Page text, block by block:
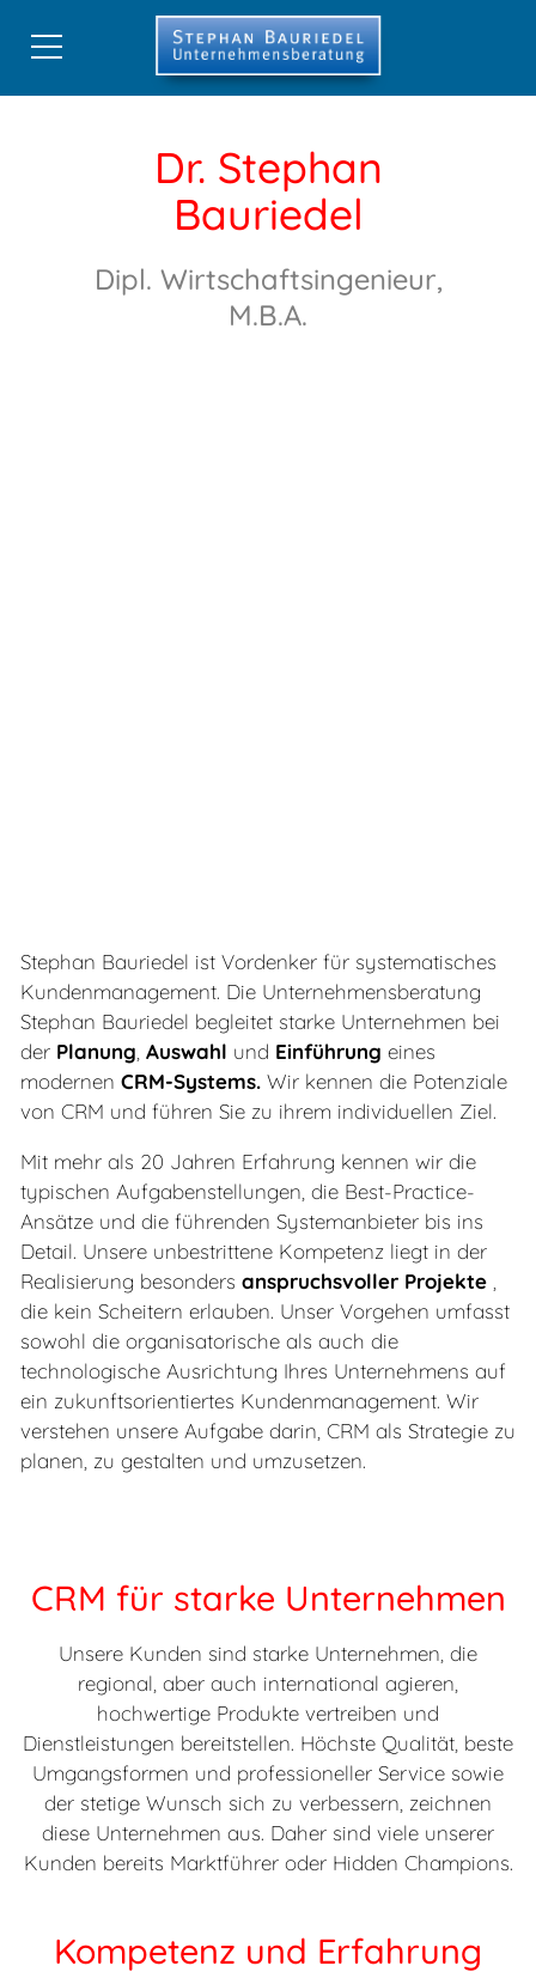
CRM-Beratung
CRM-Best-Practice
Digitale Strategien
Stephan Bauriedel
Dr. Stephan
Bauriedel
Dipl. Wirtschaftsingenieur,
M.B.A.
Stephan Bauriedel ist Vordenker für systematisches
Kundenmanagement. Die Unternehmensberatung
Stephan Bauriedel begleitet starke Unternehmen bei
der Planung Auswahl und Einführung eines
modernen CRM-Systems. Wir kennen die Potenziale
von CRM und führen Sie zu ihrem individuellen Ziel.
Mit mehr als 20 Jahren Erfahrung kennen wir die
typischen Aufgabenstellungen, die Best-Practice-
Ansätze und die führenden Systemanbieter bis ins
Detail. Unsere unbestrittene Kompetenz liegt in der
Realisierung besonders anspruchsvoller Projekte
die kein Scheitern erlauben. Unser Vorgehen umfasst
sowohl die organisatorische als auch die
technologische Ausrichtung Ihres Unternehmens auf
ein zukunftsorientiertes Kundenmanagement. Wir
verstehen unsere Aufgabe darin, CRM als Strategie zu
planen, zu gestalten und umzusetzen.
CRM für starke Unternehmen
Unsere Kunden sind starke Unternehmen, die
regional, aber auch international agieren,
hochwertige Produkte vertreiben und
Dienstleistungen bereitstellen. Höchste Qualität, beste
Umgangsformen und professioneller Service sowie
der stetige Wunsch sich zu verbessern, zeichnen
diese Unternehmen aus. Daher sind viele unserer
Kunden bereits Marktführer oder Hidden Champions.
Kompetenz und Erfahrung